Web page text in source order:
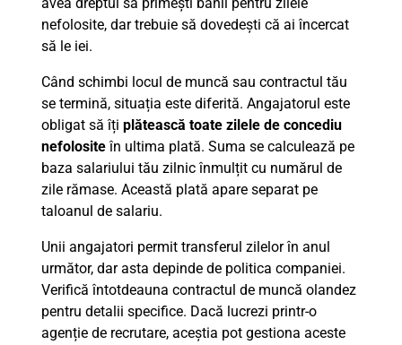
nefolosite, dar trebuie să dovedești că ai încercat
să le iei.
Când schimbi locul de muncă sau contractul tău
se termină, situația este diferită. Angajatorul este
obligat să îți plătească toate zilele de concediu
nefolositeîn ultima plată. Suma se calculează pe
baza salariului tău zilnic înmulțit cu numărul de
zile rămase. Această plată apare separat pe
taloanul de salariu.
Unii angajatori permit transferul zilelor în anul
următor, dar asta depinde de politica companiei.
Verifică întotdeauna contractul de muncă olandez
pentru detalii specifice. Dacă lucrezi printr-o
agenție de recrutare, aceștia pot gestiona aceste